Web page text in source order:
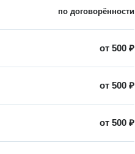
по договорённости
от500 ₽
от500 ₽
от500 ₽